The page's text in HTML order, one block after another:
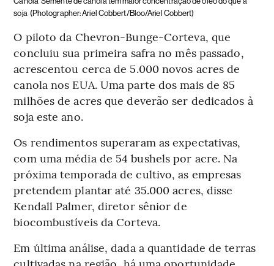
soja (Photographer: Ariel Cobbert/Bloo/Ariel Cobbert)
O piloto da Chevron-Bunge-Corteva, que
concluiu sua primeira safra no mês passado,
acrescentou cerca de 5.000 novos acres de
canola nos EUA. Uma parte dos mais de 85
milhões de acres que deverão ser dedicados à
soja este ano.
Os rendimentos superaram as expectativas,
com uma média de 54 bushels por acre. Na
próxima temporada de cultivo, as empresas
pretendem plantar até 35.000 acres, disse
Kendall Palmer, diretor sênior de
biocombustíveis da Corteva.
Em última análise, dada a quantidade de terras